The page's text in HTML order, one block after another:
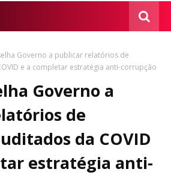
Governo a publicar relatórios de
e a completar estratégia anti-corrupção
Governo a
de
da COVID
estratégia anti-